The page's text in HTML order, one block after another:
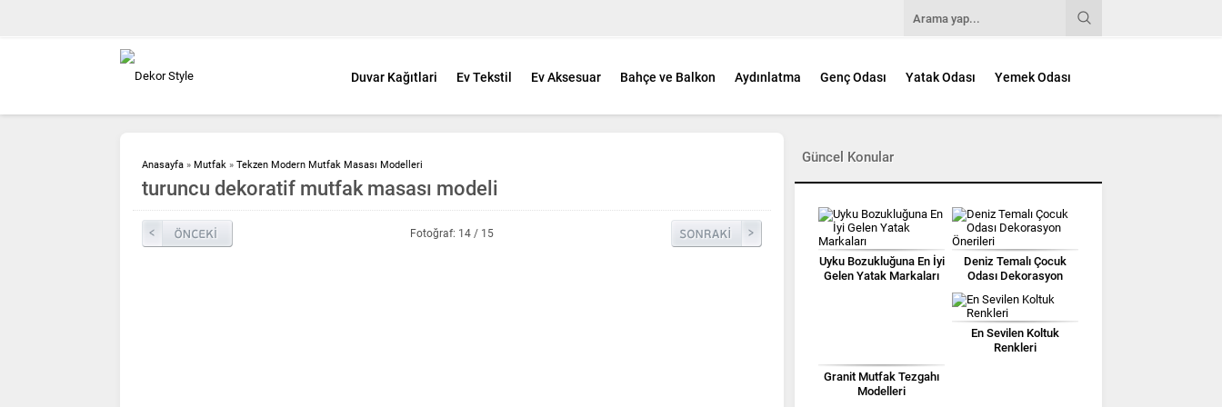
Duvar Kağıtlari Ev Tekstil Ev Aksesuar Bahçe ve Balkon Aydınlatma Genç Odası Yatak Odası Yemek Odası
Anasayfa » Mutfak » Tekzen Modern Mutfak Masası Modelleri
turuncu dekoratif mutfak masası modeli
Fotoğraf: 14 / 15
Güncel Konular
Uyku Bozukluğuna En İyi
Gelen Yatak Markaları
Deniz Temalı Çocuk
Odası Dekorasyon
Granit Mutfak Tezgahı
Modelleri
En Sevilen Koltuk
Renkleri